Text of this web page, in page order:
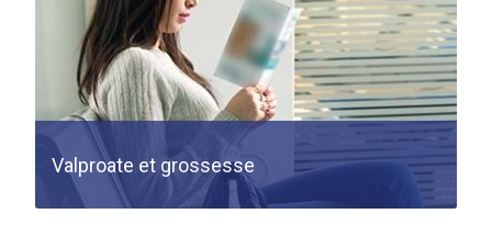
Valproate et grossesse